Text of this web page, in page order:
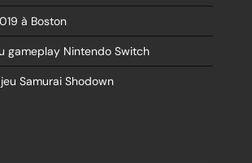
à Boston
gameplay Nintendo Switch
Samurai Shodown